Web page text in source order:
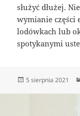
służyć dłużej.
wymianie części
lodówkach lub
spotykanymi
Data
5 sierpnia 2021